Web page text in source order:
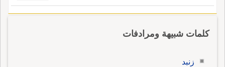
كلمات شبيهة ومرادفات
زنبد